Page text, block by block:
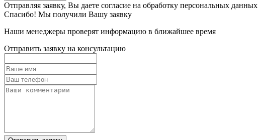
Отправляя заявку, Вы даете согласие на обработку персональных данных
Спасибо! Мы получили Вашу заявку
Наши менеджеры проверят информацию в ближайшее время
Отправить заявку на консультацию